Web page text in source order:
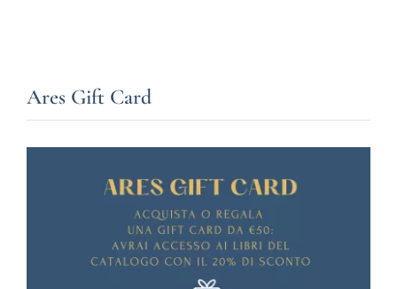
Ares Gift Card